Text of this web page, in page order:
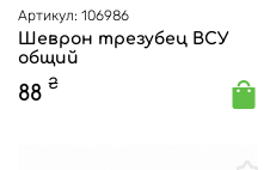
Артикул: 106986
Шеврон трезубец ВСУ
общий
88 ₴